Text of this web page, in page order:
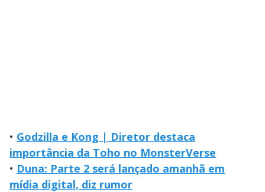
• Godzilla e Kong | Diretor destaca
importância da Toho no MonsterVerse
• Duna: Parte 2 será lançado amanhã em
mídia digital, diz rumor